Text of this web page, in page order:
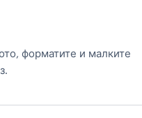
форматите и малките